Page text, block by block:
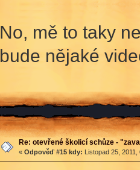
No, mě to taky
bude nějaké
Re: otevřené školicí schůze -
« Odpověď #15 kdy: Listopad 25,